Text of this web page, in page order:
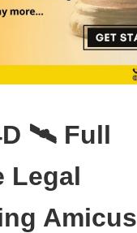
🛰️‍ Full
Legal
Amicus